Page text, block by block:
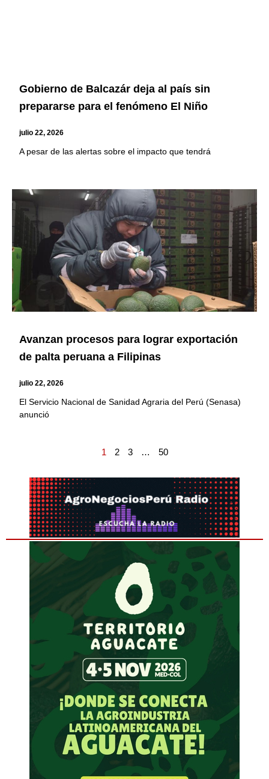
Gobierno de Balcazár deja al país sin
prepararse para el fenómeno El Niño
julio 22, 2026
A pesar de las alertas sobre el impacto que tendrá
Avanzan procesos para lograr exportación
de palta peruana a Filipinas
julio 22, 2026
El Servicio Nacional de Sanidad Agraria del Perú (Senasa)
anunció
1 2 3 … 50